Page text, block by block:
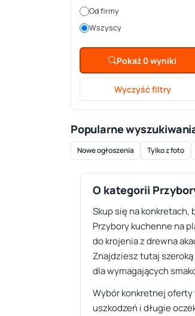
Od firmy
Wszyscy
Pokaż 0 wyniki
Wyczyść filtry
Popularne
Nowe ogłoszenia Tylko z foto
O kategorii
Skup się na
Przybory kuchenne na
do krojenia z drewna
Znajdziesz tutaj
dla wymagających
Wybór konkretnej oferty
uszkodzeń i długie